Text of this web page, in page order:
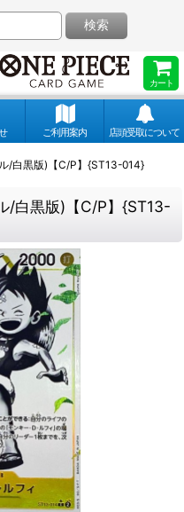
カート
検索
ご利用案内 店頭受取について
/白黒版)【C/P】{ST13-014}
/白黒版)【C/P】{ST13-